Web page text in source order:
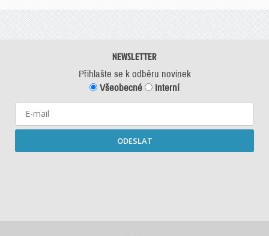
NEWSLETTER
Přihlašte se k odběru novinek
Všeobecné
Interní
ODESLAT